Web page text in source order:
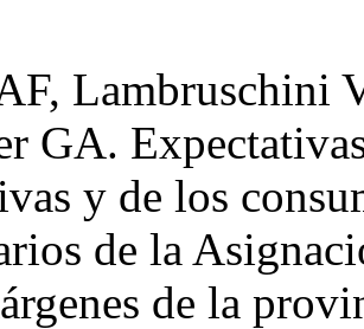
GA.
y de los
de la
de la